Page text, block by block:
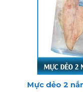
Mực dẻo 2